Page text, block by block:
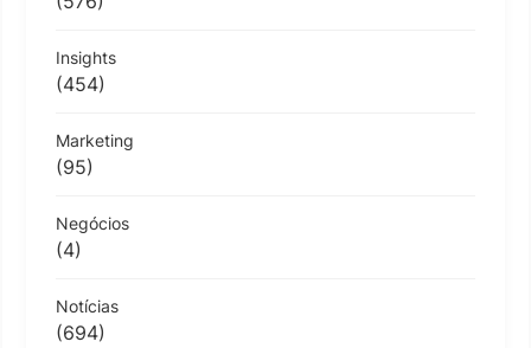
Insights
(454)
Marketing
(95)
Negócios
(4)
Notícias
(694)